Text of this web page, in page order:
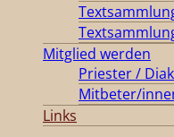
Mitglied werden
Priester /
Mitbeter/
Links